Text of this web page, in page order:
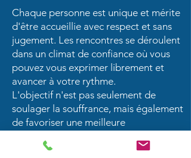
Chaque personne est unique et mérite
d'être accueillie avec respect et sans
jugement. Les rencontres se déroulent
dans un climat de confiance où vous
pouvez vous exprimer librement et
avancer à votre rythme.
L'objectif n'est pas seulement de
soulager la souffrance, mais également
de favoriser une meilleure
développement personnel durable.